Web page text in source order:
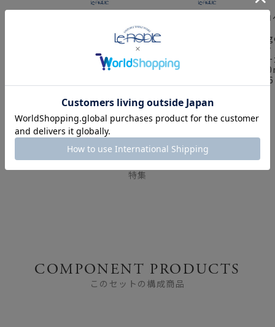
ース コーヒーカップ＆
（Royal
Copenhagen） ブルー
フルーテッド ハーフレ
ース プレート（フラッ
ト） 19cm 1102620／
ロイヤル
フルーテ
ース ティ
ーサー
／1017206
FEATURE
特集
COMPONENT PRODUCTS
このセットの構成商品